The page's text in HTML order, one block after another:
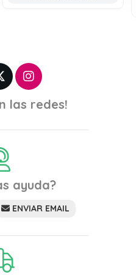
las redes!
ayuda?
ENVIAR EMAIL